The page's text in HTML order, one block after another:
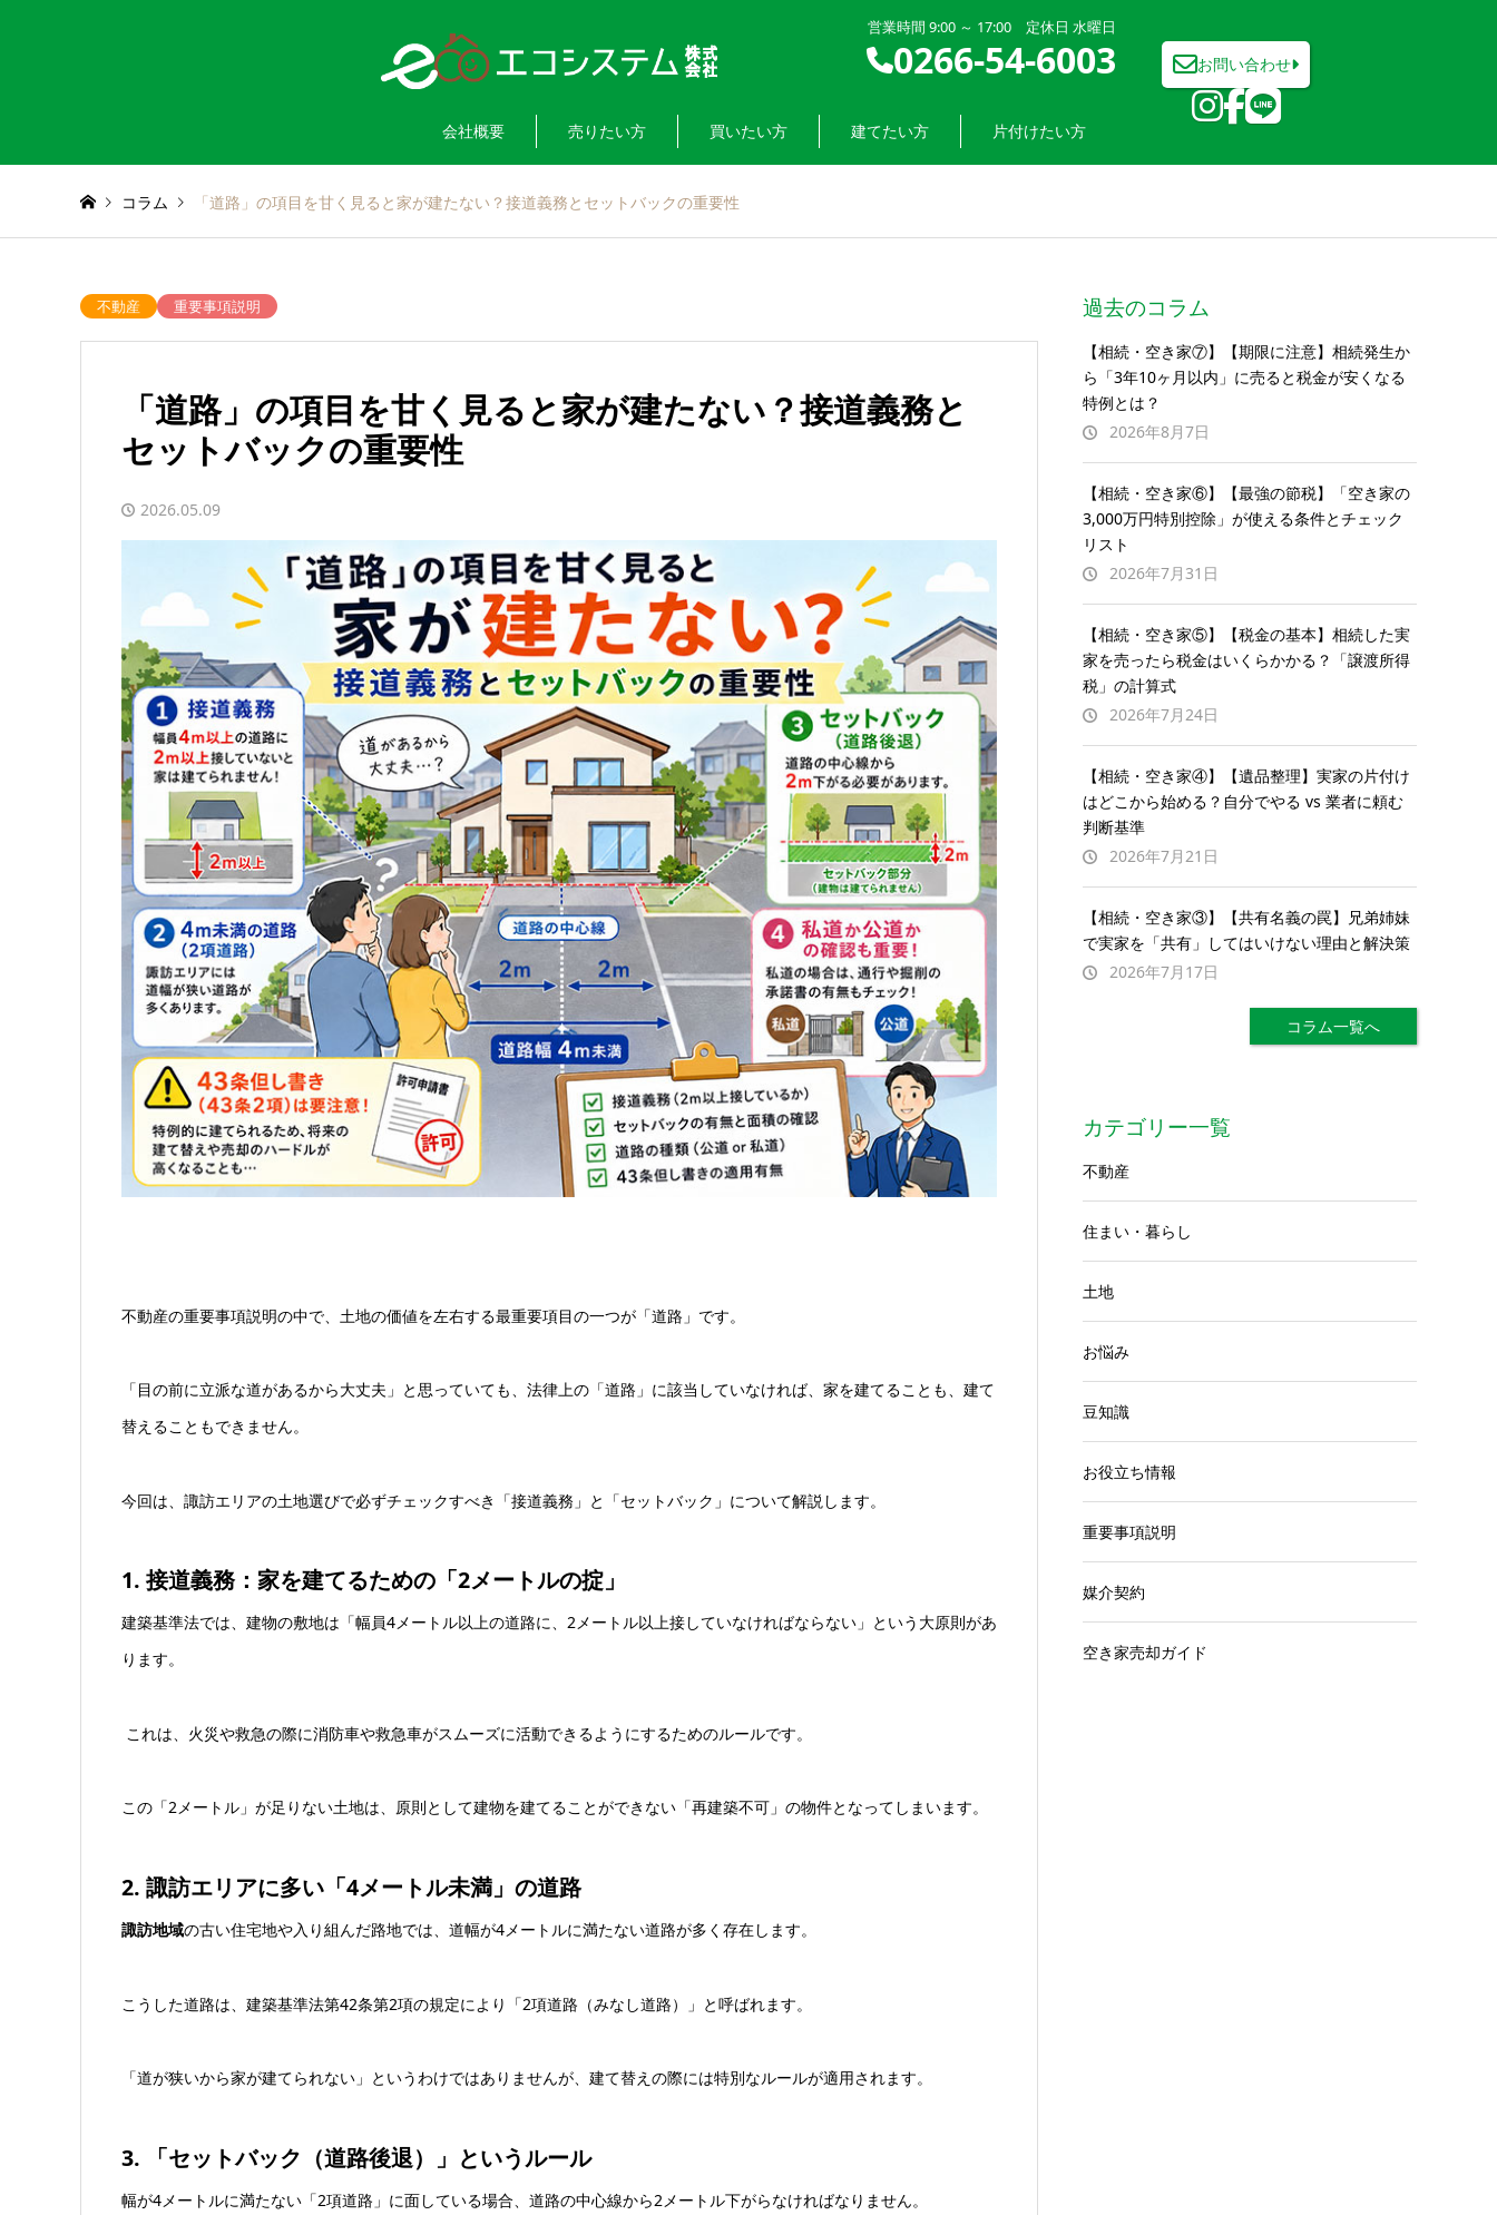
営業時間 9:00 ～ 17:00 定休日 水曜日
0266-54-6003 お問い合わせ
会社概要 売りたい方 買いたい方 建てたい方 片付けたい方
コラム 「道路」の項目を甘く見ると家が建たない？接道義務とセットバックの重要性
不動産 重要事項説明
「道路」の項目を甘く見ると家が建たない？接道義務と
セットバックの重要性
2026.05.09
不動産の重要事項説明の中で、土地の価値を左右する最重要項目の一つが「道路」です。
「目の前に立派な道があるから大丈夫」と思っていても、法律上の「道路」に該当していなければ、家を建てることも、建て
替えることもできません。
今回は、諏訪エリアの土地選びで必ずチェックすべき「接道義務」と「セットバック」について解説します。
1. 接道義務：家を建てるための「2メートルの掟」
建築基準法では、建物の敷地は「幅員4メートル以上の道路に、2メートル以上接していなければならない」という大原則があ
ります。
これは、火災や救急の際に消防車や救急車がスムーズに活動できるようにするためのルールです。
この「2メートル」が足りない土地は、原則として建物を建てることができない「再建築不可」の物件となってしまいます。
2. 諏訪エリアに多い「4メートル未満」の道路
諏訪地域の古い住宅地や入り組んだ路地では、道幅が4メートルに満たない道路が多く存在します。
こうした道路は、建築基準法第42条第2項の規定により「2項道路（みなし道路）」と呼ばれます。
「道が狭いから家が建てられない」というわけではありませんが、建て替えの際には特別なルールが適用されます。
3. 「セットバック（道路後退）」というルール
幅が4メートルに満たない「2項道路」に面している場合、道路の中心線から2メートル下がらなければなりません。
過去のコラム
【相続・空き家⑦】【期限に注意】相続発生か
ら「3年10ヶ月以内」に売ると税金が安くなる
特例とは？
2026年8月7日
【相続・空き家⑥】【最強の節税】「空き家の
3,000万円特別控除」が使える条件とチェック
リスト
2026年7月31日
【相続・空き家⑤】【税金の基本】相続した実
家を売ったら税金はいくらかかる？「譲渡所得
税」の計算式
2026年7月24日
【相続・空き家④】【遺品整理】実家の片付け
はどこから始める？自分でやる vs 業者に頼む
判断基準
2026年7月21日
【相続・空き家③】【共有名義の罠】兄弟姉妹
で実家を「共有」してはいけない理由と解決策
2026年7月17日
コラム一覧へ
カテゴリー一覧
不動産
住まい・暮らし
土地
お悩み
豆知識
お役立ち情報
重要事項説明
媒介契約
空き家売却ガイド